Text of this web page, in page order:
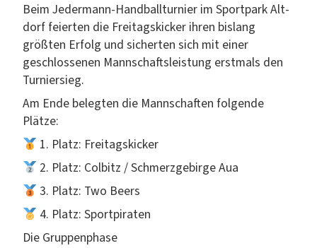
Beim Jed­er­mann-Hand­ball­turnier im Sport­park Alt­
dorf feierten die Fre­itags­kick­er ihren bis­lang
größten Erfolg und sicherten sich mit ein­er
geschlosse­nen Mannschaft­sleis­tung erst­mals den
Turniersieg.
Am Ende belegten die Mannschaften fol­gende
Plätze:
1. Platz: Freitagskicker
2. Platz: Col­b­itz / Schmerzge­birge Aua
3. Platz: Two Beers
4. Platz: Sportpiraten
Die Grup­pen­phase